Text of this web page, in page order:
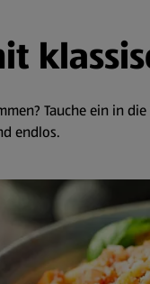
Tauche ein in
endlos.